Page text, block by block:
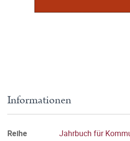
Informationen
Reihe
Jahrbuch für